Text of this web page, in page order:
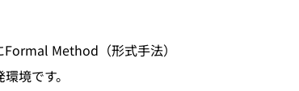
Method（形式手法）
境です。